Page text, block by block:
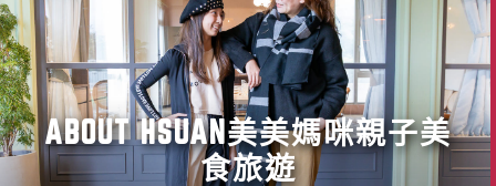
ABOUT HSUAN美美媽咪親子美
食旅遊